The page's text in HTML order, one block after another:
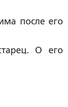
после его
О его